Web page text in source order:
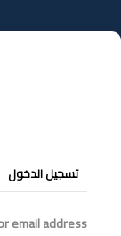
إلى
المحتوى
التبويبات
الأساسية
تسجيل الدخول
email address